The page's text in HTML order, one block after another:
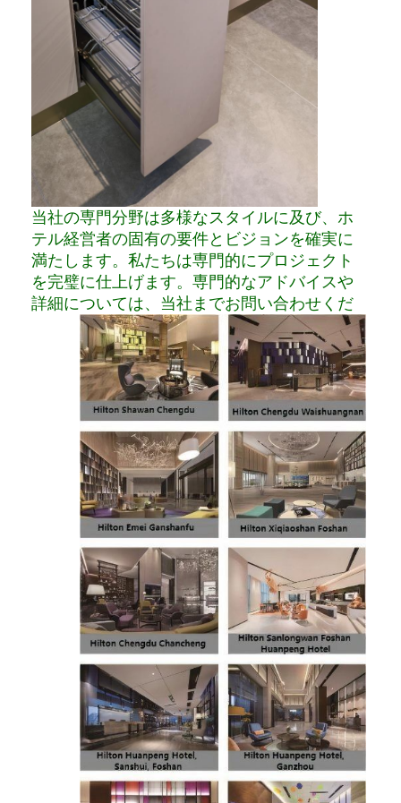
当社の専門分野は多様なスタイルに及び、ホ
テル経営者の固有の要件とビジョンを確実に
満たします。私たちは専門的にプロジェクト
を完璧に仕上げます。専門的なアドバイスや
詳細については、当社までお問い合わせくだ